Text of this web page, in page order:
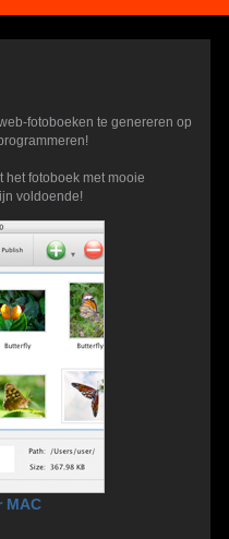
fotoboeken te genereren op
fotoboek met mooie
voldoende!
MAC